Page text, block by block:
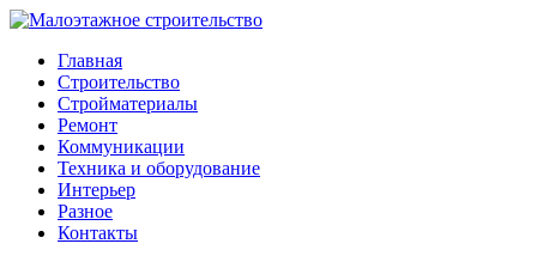
Главная
Строительство
Стройматериалы
Ремонт
Коммуникации
Техника и оборудование
Интерьер
Разное
Контакты